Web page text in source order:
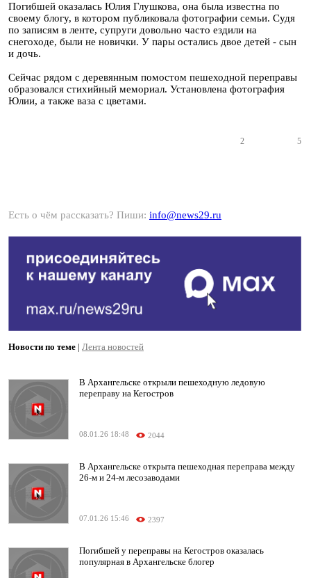
Погибшей оказалась Юлия Глушкова, она была известна по
своему блогу, в котором публиковала фотографии семьи. Судя
по записям в ленте, супруги довольно часто ездили на
снегоходе, были не новички. У пары остались двое детей - сын
и дочь.
Сейчас рядом с деревянным помостом пешеходной переправы
образовался стихийный мемориал. Установлена фотография
Юлии, а также ваза с цветами.
2 5
Есть о чём рассказать? Пиши: info@news29.ru
Новости по теме | Лента новостей
В Архангельске открыли пешеходную ледовую
переправу на Кегостров
08.01.26 18:48 2044
В Архангельске открыта пешеходная переправа между
26-м и 24-м лесозаводами
07.01.26 15:46 2397
Погибшей у переправы на Кегостров оказалась
популярная в Архангельске блогер